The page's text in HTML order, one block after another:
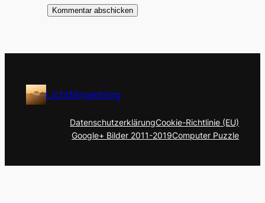
Lichtfängerblog
DatenschutzerklärungCookie-Richtlinie (EU)
Google+ Bilder 2011-2019Computer Puzzle